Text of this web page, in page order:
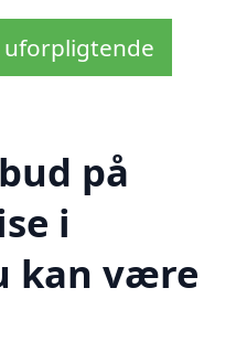
uforpligtende
på
i
kan være